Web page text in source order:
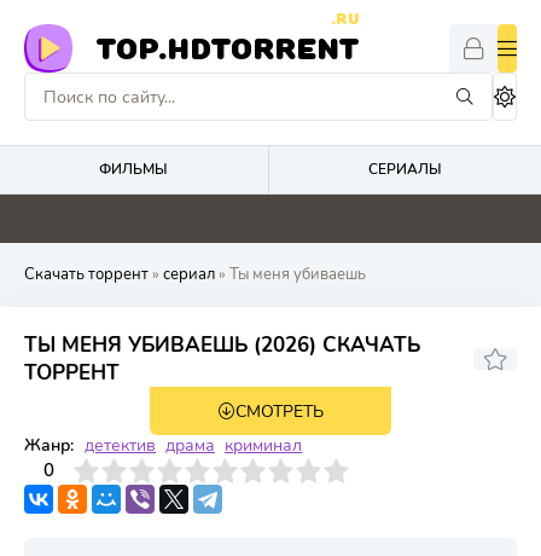
TOP.HDTORRENT
.RU
ФИЛЬМЫ СЕРИАЛЫ
0 0 0 2
Скачать торрент» сериал» Ты меня убиваешь
ТЫ МЕНЯ УБИВАЕШЬ (2026) СКАЧАТЬ
ТОРРЕНТ
1 сезон 3 серияСМОТРЕТЬ
Жанр: детектив драма криминал
0
4 6 7 8 9 10